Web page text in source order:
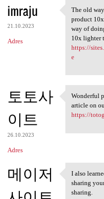
imraju
21.10.2023
Adres
The old
The old
product
way of
10x lighter
https://
e
토토사
이트
26.10.2023
Adres
Wonderful
article on
https://
메이저
I also
I also
sharing
sharing.